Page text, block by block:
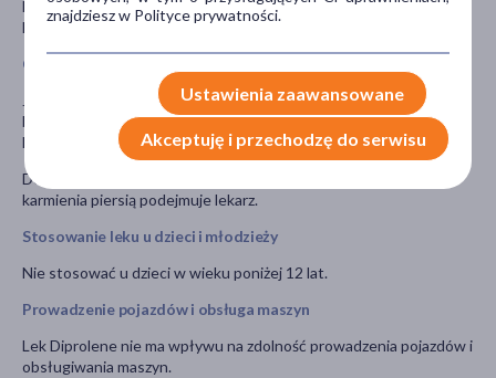
lekach, które pacjent planuje przyjmować, w tym również o tych,
które wydawane są bez recepty.
Ciąża i karmienie piersią
Jeśli pacjentka jest w ciąży lub karmi piersią, przypuszcza, że może
być w ciąży, lub gdy planuje mieć dziecko, powinna poradzić się
lekarza lub farmaceuty przed zastosowaniem tego leku.
Decyzję o stosowaniu leku przez kobiety w okresie ciąży i
karmienia piersią podejmuje lekarz.
Stosowanie leku u dzieci i młodzieży
Nie stosować u dzieci w wieku poniżej 12 lat.
Prowadzenie pojazdów i obsługa maszyn
Lek Diprolene nie ma wpływu na zdolność prowadzenia pojazdów i
obsługiwania maszyn.
znajdziesz w Polityce prywatności.
Ustawienia zaawansowane
Akceptuję i przechodzę do serwisu